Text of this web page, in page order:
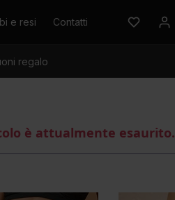
e resi Contatti
regalo
è attualmente esaurito.